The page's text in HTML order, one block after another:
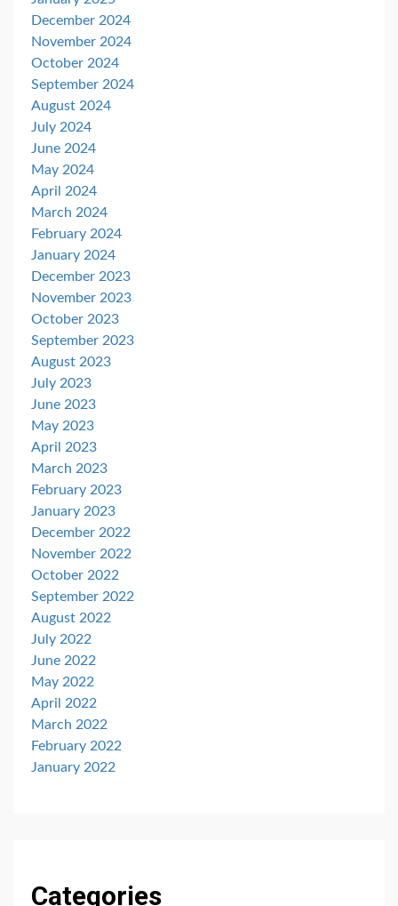
December 2024
November 2024
October 2024
September 2024
August 2024
July 2024
June 2024
May 2024
April 2024
March 2024
February 2024
January 2024
December 2023
November 2023
October 2023
September 2023
August 2023
July 2023
June 2023
May 2023
April 2023
March 2023
February 2023
January 2023
December 2022
November 2022
October 2022
September 2022
August 2022
July 2022
June 2022
May 2022
April 2022
March 2022
February 2022
January 2022
Categories